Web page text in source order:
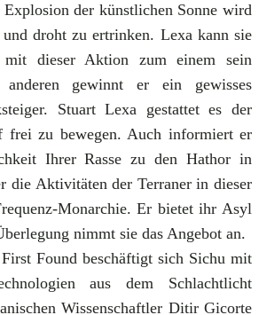
der künstlichen Sonne wird
droht zu ertrinken. Lexa kann sie
mit dieser Aktion zum einem sein
gewinnt er ein gewisses
Stuart Lexa gestattet es der
zu bewegen. Auch informiert er
Ihrer Rasse zu den Hathor in
die Aktivitäten der Terraner in dieser
Monarchie. Er bietet ihr Asyl
nimmt sie das Angebot an.
Found beschäftigt sich Sichu mit
aus dem Schlachtlicht
Wissenschaftler Ditir Gicorte